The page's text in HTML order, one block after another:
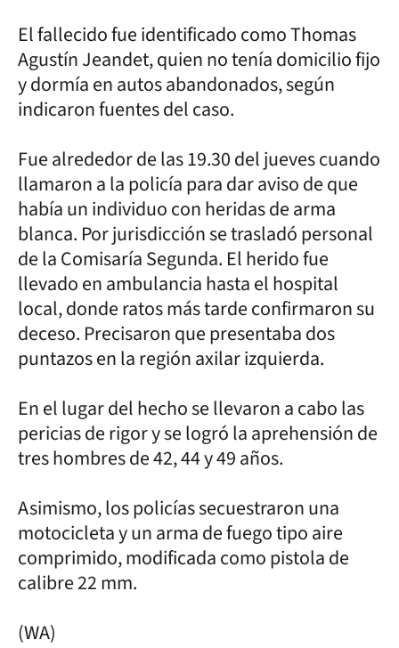
El fallecido fue identificado como Thomas
Agustín Jeandet, quien no tenía domicilio fijo
y dormía en autos abandonados, según
indicaron fuentes del caso.
Fue alrededor de las 19.30 del jueves cuando
llamaron a la policía para dar aviso de que
había un individuo con heridas de arma
blanca. Por jurisdicción se trasladó personal
de la Comisaría Segunda. El herido fue
llevado en ambulancia hasta el hospital
local, donde ratos más tarde confirmaron su
deceso. Precisaron que presentaba dos
puntazos en la región axilar izquierda.
En el lugar del hecho se llevaron a cabo las
pericias de rigor y se logró la aprehensión de
tres hombres de 42, 44 y 49 años.
Asimismo, los policías secuestraron una
motocicleta y un arma de fuego tipo aire
comprimido, modificada como pistola de
calibre 22 mm.
(WA)